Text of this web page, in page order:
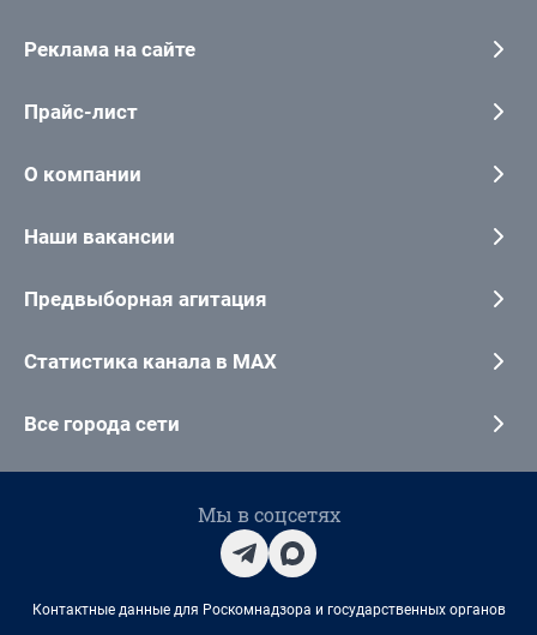
Реклама на сайте
Прайс-лист
О компании
Наши вакансии
Предвыборная агитация
Статистика канала в MAX
Все города сети
Мы в соцсетях
Контактные данные для Роскомнадзора и государственных органов